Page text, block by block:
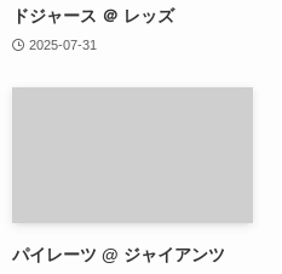
ドジャース ＠ レッズ
2025-07-31
パイレーツ @ ジャイアンツ